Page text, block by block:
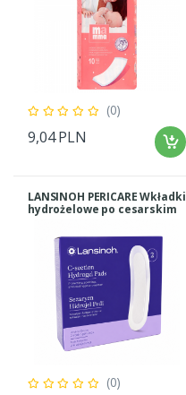
(0)
9,04 PLN
LANSINOH PERICARE Wkładki
hydrożelowe po cesarskim
(0)